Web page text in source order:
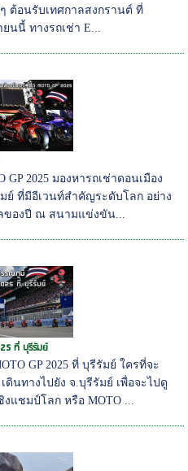
ต้อนรับเทศกาลสงกรานต์ ที่
นนี้ ทางรถเช่า E...
GP 2025 มองหารถเช่าดอนเมือง
ย์ ที่มีอีเวนท์สำคัญระดับโลก อย่าง
ลของปี ณ สนามแข่งขัน...
ที่ บุรีรัมย์
GP 2025 ที่ บุรีรัมย์ ใครที่จะ
นทางไปยัง จ.บุรีรัมย์ เพื่อจะไปดู
แชมป์โลก หรือ MOTO ...